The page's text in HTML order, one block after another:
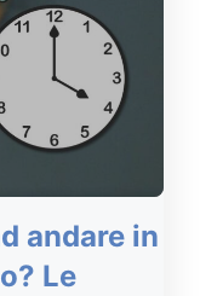
andare in
Le